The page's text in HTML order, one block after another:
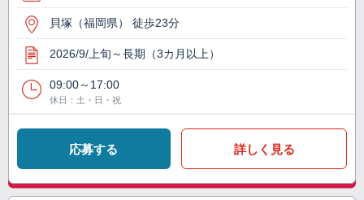
貝塚（福岡県） 徒歩23分
2026/9/上旬～長期（3カ月以上）
09:00～17:00
休日：土・日・祝
応募する 詳しく見る